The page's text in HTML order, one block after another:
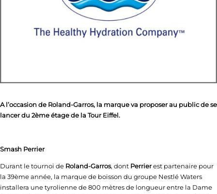
A l’occasion de Roland-Garros, la marque va proposer au public de se
lancer du 2ème étage de la Tour Eiffel.
Smash Perrier
Durant le tournoi de Roland-Garros, dont Perrierest partenaire pour
la 39ème année, la marque de boisson du groupe Nestlé Waters
installera une tyrolienne de 800 mètres de longueur entre la Dame